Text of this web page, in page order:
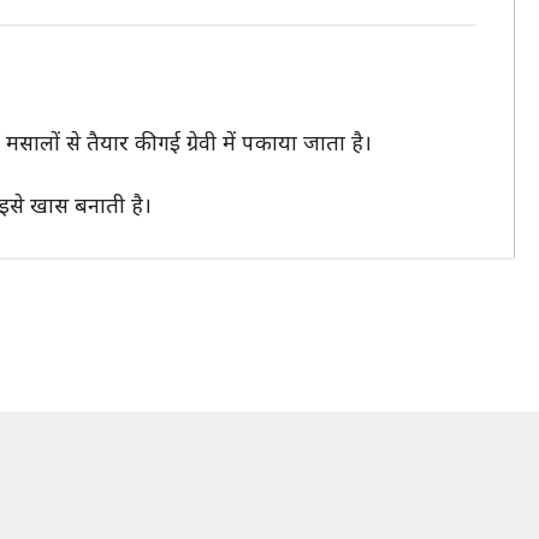
से तैयार की गई ग्रेवी में पकाया जाता है।
खास बनाती है।